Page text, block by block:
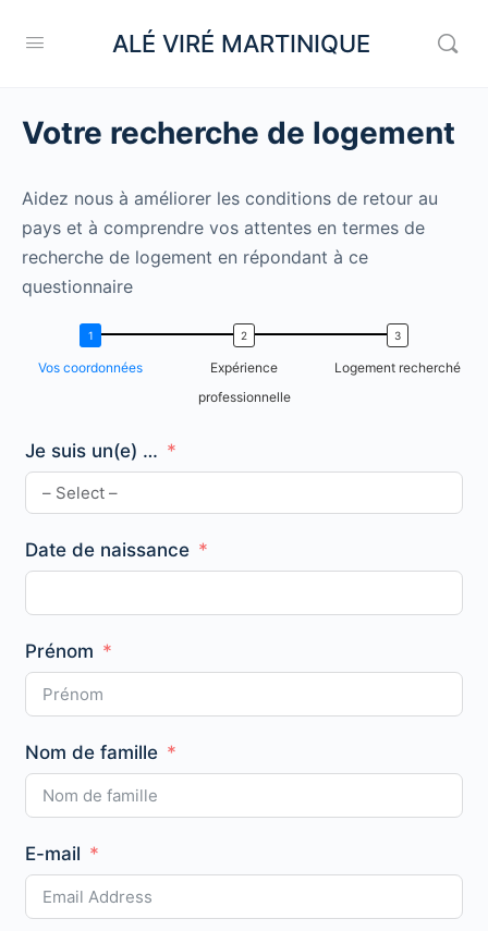
ALÉ VIRÉ MARTINIQUE
Votre recherche de logement
Aidez nous à améliorer les conditions de retour au
pays et à comprendre vos attentes en termes de
recherche de logement en répondant à ce
questionnaire
Vos coordonnées
Expérience
professionnelle
Logement recherché
Je suis un(e) …
Date de naissance
Prénom
Nom de famille
E-mail